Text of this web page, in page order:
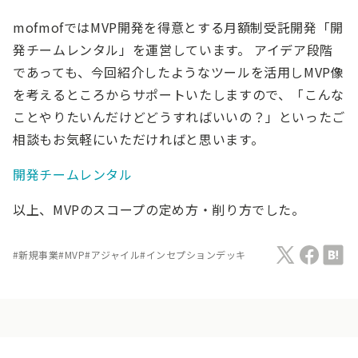
mofmofではMVP開発を得意とする月額制受託開発「開
発チームレンタル」を運営しています。 アイデア段階
であっても、今回紹介したようなツールを活用しMVP像
を考えるところからサポートいたしますので、「こんな
ことやりたいんだけどどうすればいいの？」といったご
相談もお気軽にいただければと思います。
開発チームレンタル
以上、MVPのスコープの定め方・削り方でした。
#新規事業#MVP#アジャイル#インセプションデッキ